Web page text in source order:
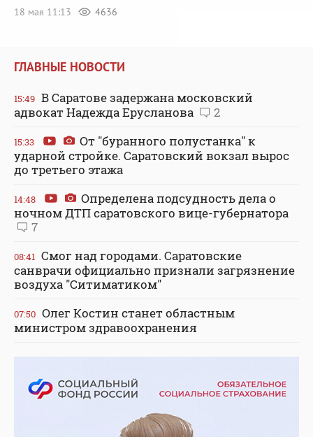
18 мая 11:13
4636
ГЛАВНЫЕ НОВОСТИ
15:49 В Саратове задержана московский
адвокат Надежда Ерусланова
2
15:33
От "буранного полустанка" к
ударной стройке. Саратовский вокзал вырос
до третьего этажа
14:48
Определена подсудность дела о
ночном ДТП саратовского вице-губернатора
7
08:41 Смог над городами. Саратовские
санврачи официально признали загрязнение
воздуха "Ситиматиком"
07:50 Олег Костин станет областным
министром здравоохранения